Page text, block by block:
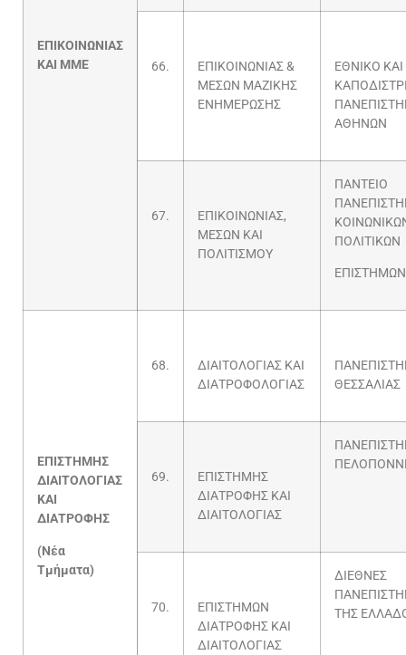
ΕΠΙΚΟΙΝΩΝΙΑΣ
ΚΑΙ ΜΜΕ
66.
ΕΠΙΚΟΙΝΩΝΙΑΣ &
ΜΕΣΩΝ ΜΑΖΙΚΗΣ
ΕΝΗΜΕΡΩΣΗΣ
ΕΘΝΙΚΟ ΚΑΙ
ΑΘΗΝΩΝ
67.
ΕΠΙΚΟΙΝΩΝΙΑΣ,
ΜΕΣΩΝ ΚΑΙ
ΠΟΛΙΤΙΣΜΟΥ
ΠΑΝΤΕΙΟ
ΠΟΛΙΤΙΚΩΝ
ΕΠΙΣΤΗΜΩΝ
ΕΠΙΣΤΗΜΗΣ
ΔΙΑΙΤΟΛΟΓΙΑΣ
ΚΑΙ
ΔΙΑΤΡΟΦΗΣ
(Νέα
Τμήματα)
68.
ΔΙΑΙΤΟΛΟΓΙΑΣ ΚΑΙ
ΔΙΑΤΡΟΦΟΛΟΓΙΑΣ
ΘΕΣΣΑΛΙΑΣ
69.
ΕΠΙΣΤΗΜΗΣ
ΔΙΑΤΡΟΦΗΣ ΚΑΙ
ΔΙΑΙΤΟΛΟΓΙΑΣ
70.
ΕΠΙΣΤΗΜΩΝ
ΔΙΑΤΡΟΦΗΣ ΚΑΙ
ΔΙΑΙΤΟΛΟΓΙΑΣ
ΔΙΕΘΝΕΣ
ΤΗΣ